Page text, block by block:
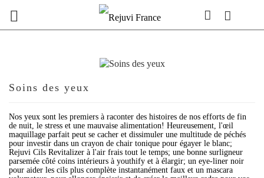

Soins des yeux
Nos yeux sont les premiers à raconter des histoires de nos efforts de fin
de nuit, le stress et une mauvaise alimentation! Heureusement, l'œil
maquillage parfait peut se cacher et dissimuler une multitude de péchés
pour investir dans un crayon de chair tonique pour égayer le blanc;
Rejuvi Cils Revitalizer à l'air frais tout le temps; une bonne surligneur
parsemée côté coins intérieurs à youthify et à élargir; un eye-liner noir
pour aider les cils plus complète instantanément faux et un mascara